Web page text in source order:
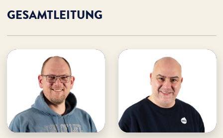
GESAMT­LEITUNG
Marco Seeba
· Geschäftsführer
E-Mail an Marco
Marco unterstützen
Alexander Lombardi
· Geschäftsführer
E-Mail an Alexander
Alexander unterstützen